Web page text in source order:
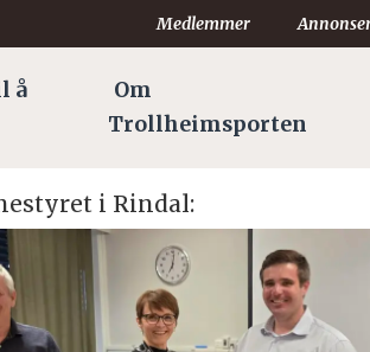
Medlemmer
å
Om
Trollheimsporten
i Rindal: